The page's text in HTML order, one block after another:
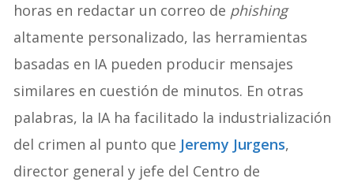
horas en redactar un correo de phishing
altamente personalizado, las herramientas
basadas en IA pueden producir mensajes
similares en cuestión de minutos. En otras
palabras, la IA ha facilitado la industrialización
del crimen al punto que Jeremy Jurgens,
director general y jefe del Centro de